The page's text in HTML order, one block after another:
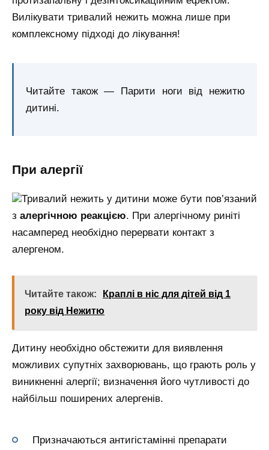
Вилікувати тривалий нежить можна лише при
комплексному підході до лікування!
Читайте також — Парити ноги від нежитю
дитині.
При алергії
Тривалий нежить у дитини може бути пов’язаний
з алергічною реакцією. При алергічному риніті
насамперед необхідно перервати контакт з
алергеном.
Читайте також:
Краплі в ніс для дітей від 1
року від Нежитю
Дитину необхідно обстежити для виявлення
можливих супутніх захворювань, що грають роль у
виникненні алергії; визначення його чутливості до
найбільш поширених алергенів.
Призначаються антигістамінні препарати